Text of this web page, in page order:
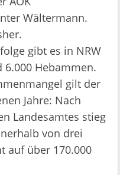
Wältermann.
gibt es in NRW
6.000 Hebammen.
gilt der
Jahre: Nach
Landesamtes stieg
von drei
auf über 170.000